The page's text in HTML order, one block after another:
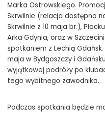
Marka Ostrowskiego.
Skrwilnie (relacja dostępna
Skrwilnie z 10 maja br.),
Arka Gdynia, oraz w
spotkaniem z Lechią
maja w Bydgoszczy i
wyjątkowej podróży po
tego wybitnego zawodnika.
Podczas spotkania będzie